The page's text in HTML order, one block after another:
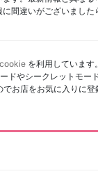
間違いがございました
cookie を利用しています。
ドやシークレットモー
お店をお気に入りに登